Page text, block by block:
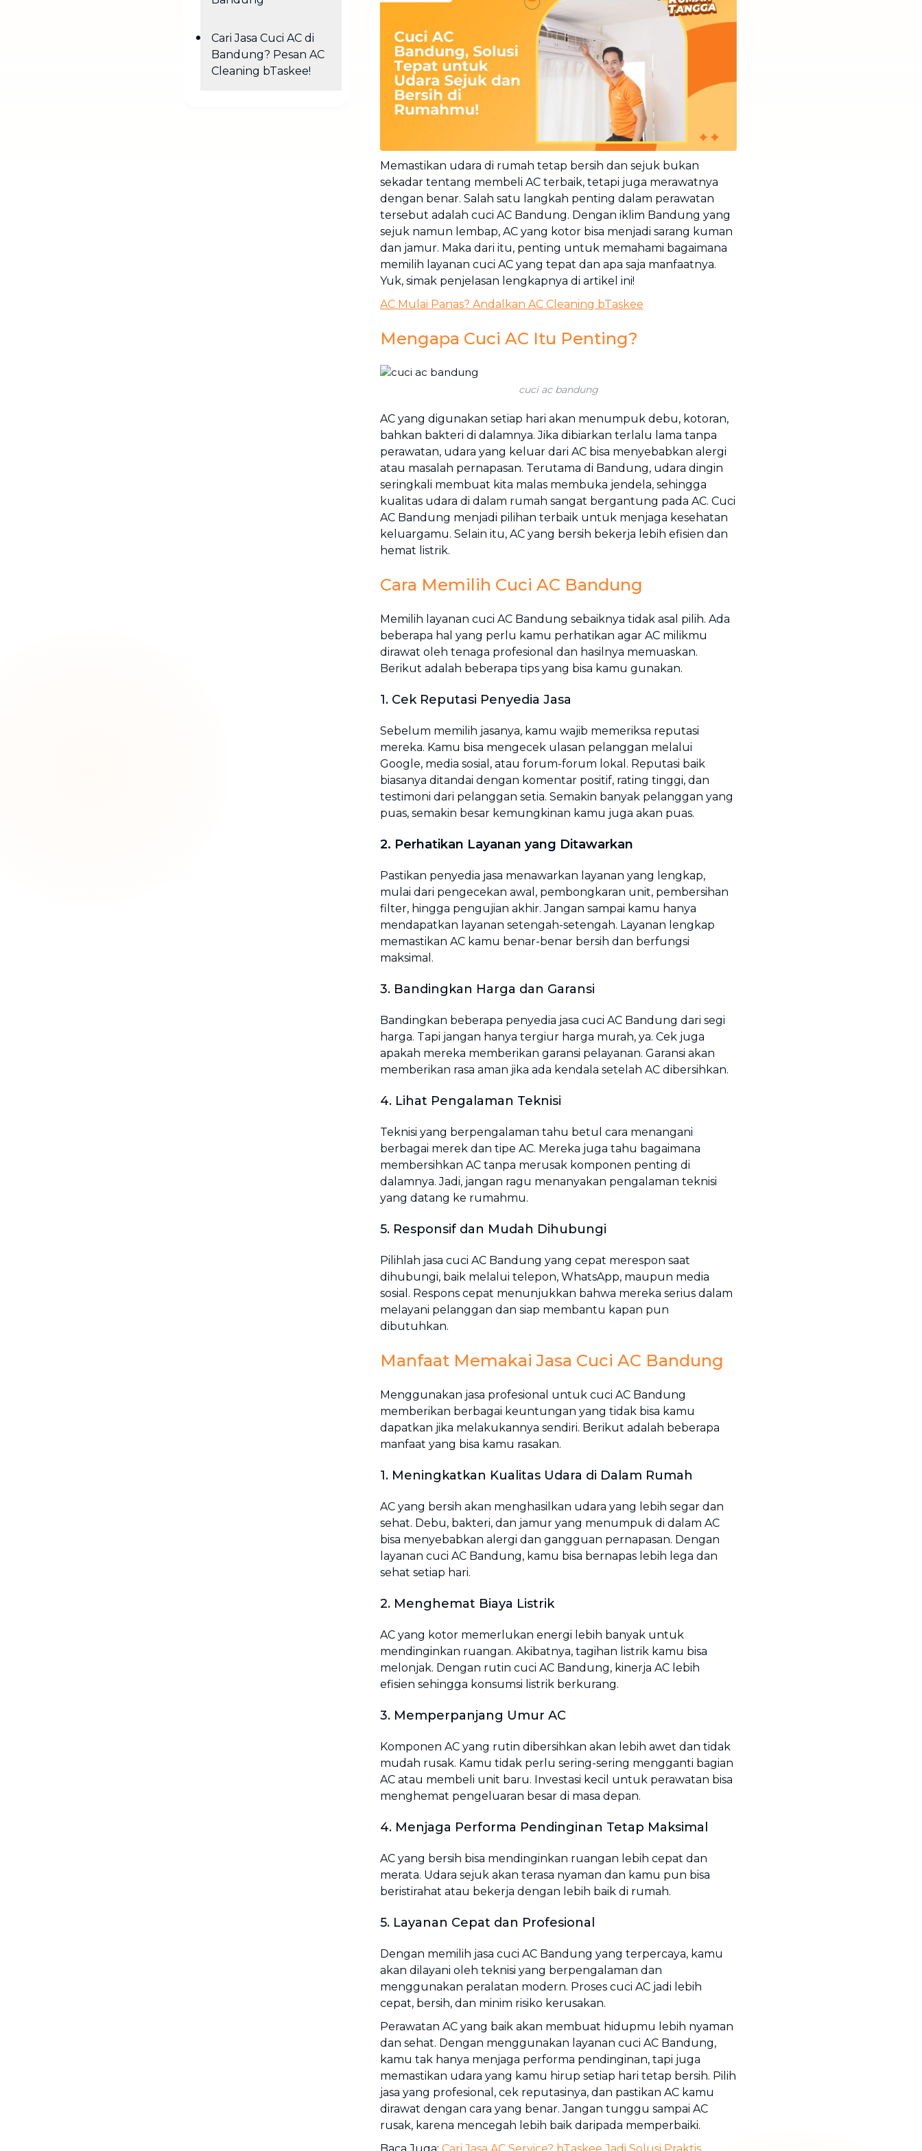
Cuci Sofa & Kasur
Layanan pembersihan sofa, kasur,
gorden, dan karpet profesional
Pindahan Rumah
Layanan pindahan dan relokasi
rumah secara menyeluruh
Cari Jasa Cuci AC di
Bandung? Pesan AC
Cleaning bTaskee!
Memastikan udara di rumah tetap bersih dan sejuk bukan
sekadar tentang membeli AC terbaik, tetapi juga merawatnya
dengan benar. Salah satu langkah penting dalam perawatan
tersebut adalah cuci AC Bandung. Dengan iklim Bandung yang
sejuk namun lembap, AC yang kotor bisa menjadi sarang kuman
dan jamur. Maka dari itu, penting untuk memahami bagaimana
memilih layanan cuci AC yang tepat dan apa saja manfaatnya.
Yuk, simak penjelasan lengkapnya di artikel ini!
AC Mulai Panas? Andalkan AC Cleaning bTaskee
Mengapa Cuci AC Itu Penting?
cuci ac bandung
AC yang digunakan setiap hari akan menumpuk debu, kotoran,
bahkan bakteri di dalamnya. Jika dibiarkan terlalu lama tanpa
perawatan, udara yang keluar dari AC bisa menyebabkan alergi
atau masalah pernapasan. Terutama di Bandung, udara dingin
seringkali membuat kita malas membuka jendela, sehingga
kualitas udara di dalam rumah sangat bergantung pada AC. Cuci
AC Bandung menjadi pilihan terbaik untuk menjaga kesehatan
keluargamu. Selain itu, AC yang bersih bekerja lebih efisien dan
hemat listrik.
Cara Memilih Cuci AC Bandung
Memilih layanan cuci AC Bandung sebaiknya tidak asal pilih. Ada
beberapa hal yang perlu kamu perhatikan agar AC milikmu
dirawat oleh tenaga profesional dan hasilnya memuaskan.
Berikut adalah beberapa tips yang bisa kamu gunakan.
1. Cek Reputasi Penyedia Jasa
Sebelum memilih jasanya, kamu wajib memeriksa reputasi
mereka. Kamu bisa mengecek ulasan pelanggan melalui
Google, media sosial, atau forum-forum lokal. Reputasi baik
biasanya ditandai dengan komentar positif, rating tinggi, dan
testimoni dari pelanggan setia. Semakin banyak pelanggan yang
puas, semakin besar kemungkinan kamu juga akan puas.
2. Perhatikan Layanan yang Ditawarkan
Pastikan penyedia jasa menawarkan layanan yang lengkap,
mulai dari pengecekan awal, pembongkaran unit, pembersihan
filter, hingga pengujian akhir. Jangan sampai kamu hanya
mendapatkan layanan setengah-setengah. Layanan lengkap
memastikan AC kamu benar-benar bersih dan berfungsi
maksimal.
3. Bandingkan Harga dan Garansi
Bandingkan beberapa penyedia jasa cuci AC Bandung dari segi
harga. Tapi jangan hanya tergiur harga murah, ya. Cek juga
apakah mereka memberikan garansi pelayanan. Garansi akan
memberikan rasa aman jika ada kendala setelah AC dibersihkan.
4. Lihat Pengalaman Teknisi
Teknisi yang berpengalaman tahu betul cara menangani
berbagai merek dan tipe AC. Mereka juga tahu bagaimana
membersihkan AC tanpa merusak komponen penting di
dalamnya. Jadi, jangan ragu menanyakan pengalaman teknisi
yang datang ke rumahmu.
5. Responsif dan Mudah Dihubungi
Pilihlah jasa cuci AC Bandung yang cepat merespon saat
dihubungi, baik melalui telepon, WhatsApp, maupun media
sosial. Respons cepat menunjukkan bahwa mereka serius dalam
melayani pelanggan dan siap membantu kapan pun
dibutuhkan.
Manfaat Memakai Jasa Cuci AC Bandung
Menggunakan jasa profesional untuk cuci AC Bandung
memberikan berbagai keuntungan yang tidak bisa kamu
dapatkan jika melakukannya sendiri. Berikut adalah beberapa
manfaat yang bisa kamu rasakan.
1. Meningkatkan Kualitas Udara di Dalam Rumah
AC yang bersih akan menghasilkan udara yang lebih segar dan
sehat. Debu, bakteri, dan jamur yang menumpuk di dalam AC
bisa menyebabkan alergi dan gangguan pernapasan. Dengan
layanan cuci AC Bandung, kamu bisa bernapas lebih lega dan
sehat setiap hari.
2. Menghemat Biaya Listrik
AC yang kotor memerlukan energi lebih banyak untuk
mendinginkan ruangan. Akibatnya, tagihan listrik kamu bisa
melonjak. Dengan rutin cuci AC Bandung, kinerja AC lebih
efisien sehingga konsumsi listrik berkurang.
3. Memperpanjang Umur AC
Komponen AC yang rutin dibersihkan akan lebih awet dan tidak
mudah rusak. Kamu tidak perlu sering-sering mengganti bagian
AC atau membeli unit baru. Investasi kecil untuk perawatan bisa
menghemat pengeluaran besar di masa depan.
4. Menjaga Performa Pendinginan Tetap Maksimal
AC yang bersih bisa mendinginkan ruangan lebih cepat dan
merata. Udara sejuk akan terasa nyaman dan kamu pun bisa
beristirahat atau bekerja dengan lebih baik di rumah.
5. Layanan Cepat dan Profesional
Dengan memilih jasa cuci AC Bandung yang terpercaya, kamu
akan dilayani oleh teknisi yang berpengalaman dan
menggunakan peralatan modern. Proses cuci AC jadi lebih
cepat, bersih, dan minim risiko kerusakan.
Perawatan AC yang baik akan membuat hidupmu lebih nyaman
dan sehat. Dengan menggunakan layanan cuci AC Bandung,
kamu tak hanya menjaga performa pendinginan, tapi juga
memastikan udara yang kamu hirup setiap hari tetap bersih. Pilih
jasa yang profesional, cek reputasinya, dan pastikan AC kamu
dirawat dengan cara yang benar. Jangan tunggu sampai AC
rusak, karena mencegah lebih baik daripada memperbaiki.